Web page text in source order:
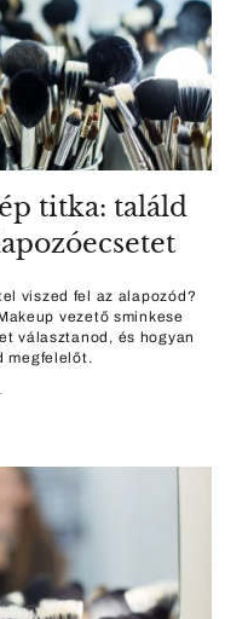
titka: találd
viszed fel az alapozód?
vezető sminkese
választanod, és hogyan
megfelelőt.